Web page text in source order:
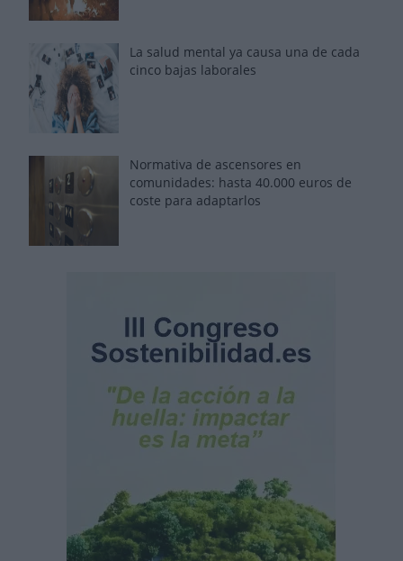
La salud mental ya causa una de cada
cinco bajas laborales
Normativa de ascensores en
comunidades: hasta 40.000 euros de
coste para adaptarlos